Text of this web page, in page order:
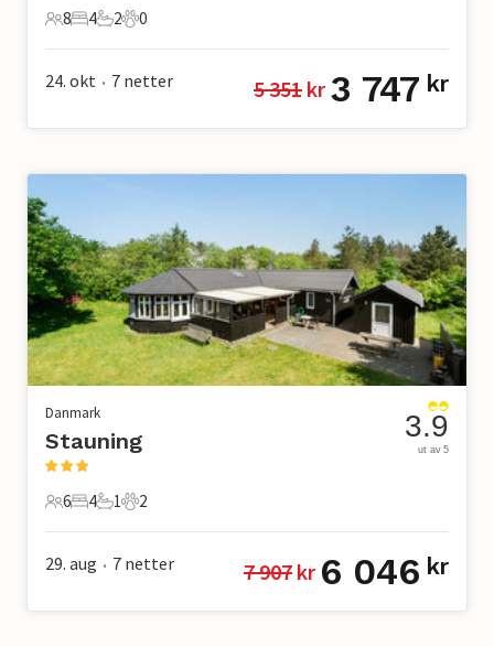
8 Gjester
8
4 Soverom
4
2 Bad
2
0 Kjæledyr
0
24. okt • 7 netter 5 351 kr 3 747 kr
Danmark
Stauning
6 Gjester
6
4 Soverom
4
1 Bad
1
2 Kjæledyr
2
3.9
ut av 5
29. aug • 7 netter 7 907 kr 6 046 kr